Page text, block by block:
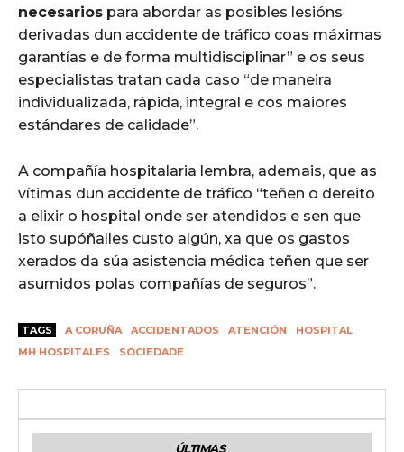
necesarios para abordar as posibles lesións
derivadas dun accidente de tráfico coas máximas
garantías e de forma multidisciplinar” e os seus
especialistas tratan cada caso “de maneira
individualizada, rápida, integral e cos maiores
estándares de calidade”.
A compañía hospitalaria lembra, ademais, que as
vítimas dun accidente de tráfico “teñen o dereito
a elixir o hospital onde ser atendidos e sen que
isto supóñalles custo algún, xa que os gastos
xerados da súa asistencia médica teñen que ser
asumidos polas compañías de seguros”.
TAGS A CORUÑA ACCIDENTADOS ATENCIÓN
HOSPITAL
MH HOSPITALES
SOCIEDADE
ÚLTIMAS